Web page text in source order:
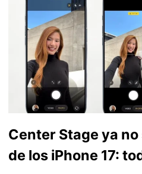
Center Stage ya
de los iPhone 17: